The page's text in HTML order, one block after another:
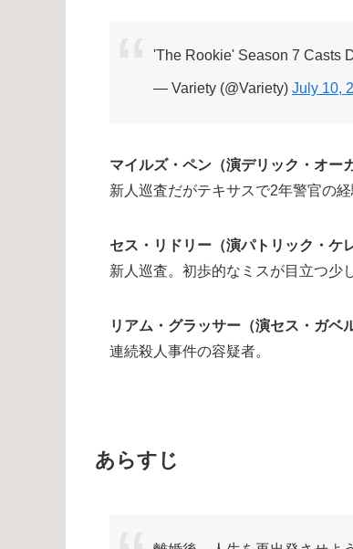
'The Rookie' Season 7 Casts
— Variety (@Variety) July 10,
マイルズ・ペン（演デリック・オー
新人巡査だがテキサスで2年警官の経
セス・リドリー（演パトリック・ケ
新人巡査。初歩的なミスが目立つ少
リアム・グラッサー（演セス・ガベル
連続殺人事件の容疑者。
あらすじ